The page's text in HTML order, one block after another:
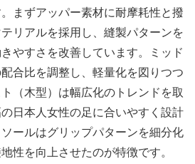
まずアッパー素材に耐摩耗性と撥
リアルを採用し、縫製パターンを
やすさを改善しています。ミッド
合比を調整し、軽量化を図りつつ
（木型）は幅広化のトレンドを取
日本人女性の足に合いやすく設計
ールはグリップパターンを細分化
性を向上させたのが特徴です。